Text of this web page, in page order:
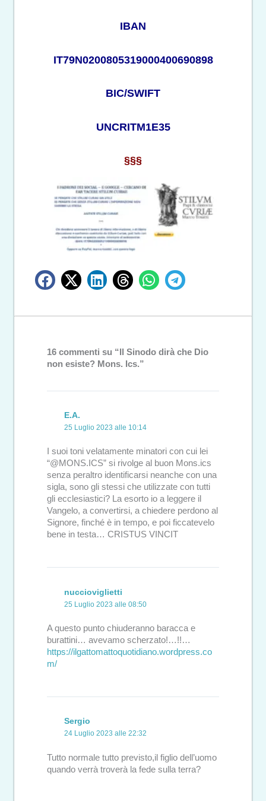
IBAN
IT79N0200805319000400690898
BIC/SWIFT
UNCRITM1E35
§§§
16 commenti su “Il Sinodo dirà che Dio
non esiste? Mons. Ics.”
E.A.
25 Luglio 2023 alle 10:14
I suoi toni velatamente minatori con cui lei
“@MONS.ICS” si rivolge al buon Mons.ics
senza peraltro identificarsi neanche con una
sigla, sono gli stessi che utilizzate con tutti
gli ecclesiastici? La esorto io a leggere il
Vangelo, a convertirsi, a chiedere perdono al
Signore, finché è in tempo, e poi ficcatevelo
bene in testa… CRISTUS VINCIT
nuccioviglietti
25 Luglio 2023 alle 08:50
A questo punto chiuderanno baracca e
burattini… avevamo scherzato!…!!…
https://ilgattomattoquotidiano.wordpress.co
m/
Sergio
24 Luglio 2023 alle 22:32
Tutto normale tutto previsto,il figlio dell’uomo
quando verrà troverà la fede sulla terra?